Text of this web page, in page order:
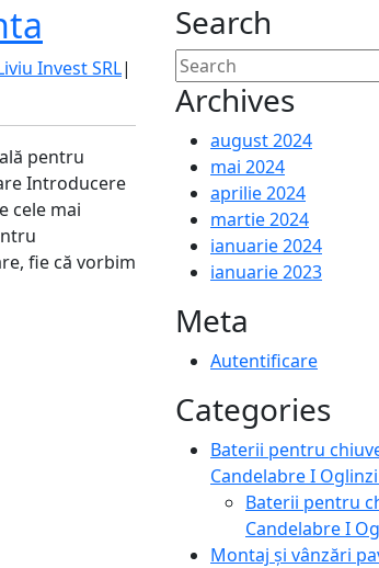
Constanta
Invest SRLSC
Liviu
|
pentru
Introducere
cele mai
fie că vorbim
Search
Search
for:
Archives
august 2024
mai 2024
aprilie 2024
martie 2024
ianuarie 2024
ianuarie 2023
Meta
Autentificare
Categories
Baterii pentru
Candelabre I
Baterii pentru
Candelabre I
Montaj și vânzări